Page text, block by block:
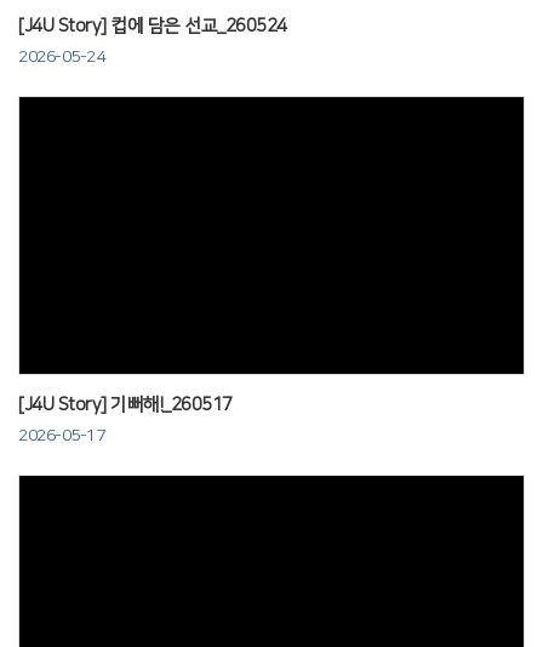
[J4U Story] 컵에 담은 선교_260524
2026-05-24
[J4U Story] 기뻐해!_260517
2026-05-17